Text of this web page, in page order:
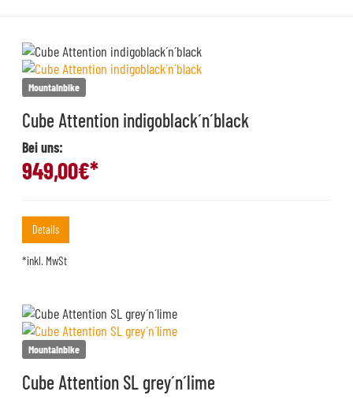
Mountainbike
Cube Attention indigoblack´n´black
Bei uns:
949,00€*
Details
*inkl. MwSt
Mountainbike
Cube Attention SL grey´n´lime